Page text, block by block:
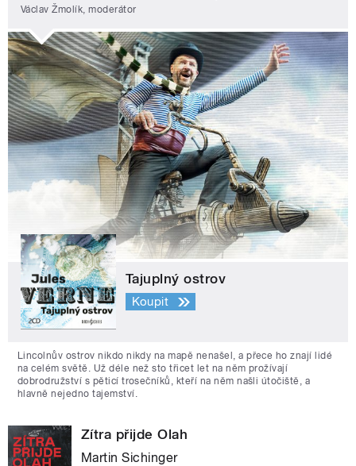
Václav Žmolík, moderátor
Tajuplný ostrov
Koupit
Lincolnův ostrov nikdo nikdy na mapě nenašel, a přece ho znají lidé
na celém světě. Už déle než sto třicet let na něm prožívají
dobrodružství s pěticí trosečníků, kteří na něm našli útočiště, a
hlavně nejedno tajemství.
Zítra přijde Olah
Martin Sichinger